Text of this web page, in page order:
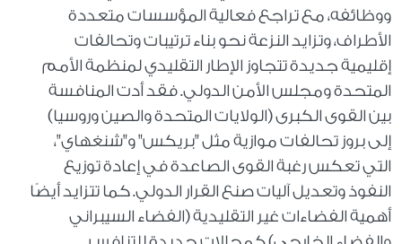
ووظائفه، مع تراجع فعالية المؤسسات متعددة
الأطراف، وتزايد النزعة نحو بناء ترتيبات وتحالفات
إقليمية جديدة تتجاوز الإطار التقليدي لمنظمة الأمم
المتحدة ومجلس الأمن الدولي. فقد أدت المنافسة
بين القوى الكبرى (الولايات المتحدة والصين وروسيا)
إلى بروز تحالفات موازية مثل "بريكس" و"شنغهاي"،
التي تعكس رغبة القوى الصاعدة في إعادة توزيع
النفوذ وتعديل آليات صنع القرار الدولي. كما تتزايد أيضًا
أهمية الفضاءات غير التقليدية (الفضاء السيبراني